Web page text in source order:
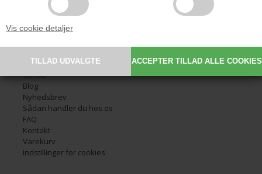
Vis cookie detaljer
Information
Forside
Fortrydelsesformular
Om os
Blog
Nyhedsbrev
Sådan handler du hos os
FAQ
Kontakt
Varekurv
Indstillinger for cookies